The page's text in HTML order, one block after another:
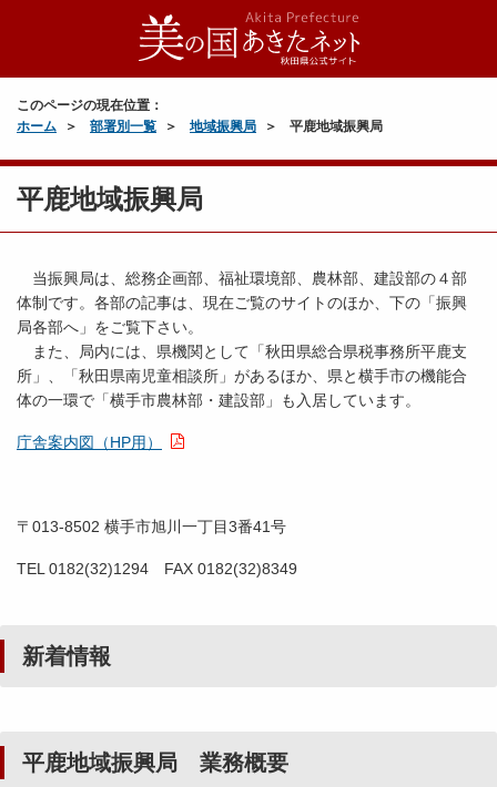
このページの現在位置：
ホーム
部署別一覧 地域振興局 平鹿地域振興局
平鹿地域振興局
当振興局は、総務企画部、福祉環境部、農林部、建設部の４部
体制です。各部の記事は、現在ご覧のサイトのほか、下の「振興
局各部へ」をご覧下さい。
また、局内には、県機関として「秋田県総合県税事務所平鹿支
所」、「秋田県南児童相談所」があるほか、県と横手市の機能合
体の一環で「横手市農林部・建設部」も入居しています。
庁舎案内図（HP用）
〒013-8502 横手市旭川一丁目3番41号
TEL 0182(32)1294 FAX 0182(32)8349
新着情報
平鹿地域振興局 業務概要